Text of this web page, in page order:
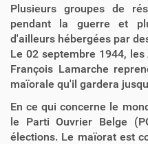
Plusieurs groupes de
pendant la guerre et
d'ailleurs hébergées par
Le 02 septembre 1944,
François Lamarche
maïorale qu'il gardera
En ce qui concerne le
le Parti Ouvrier Belge
élections. Le maïorat est